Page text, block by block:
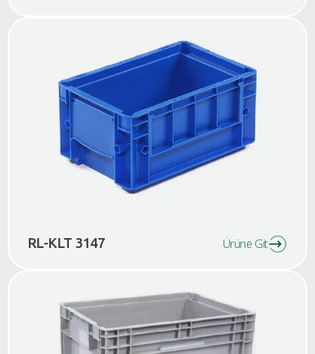
RL-KLT 3147 Ürüne Git